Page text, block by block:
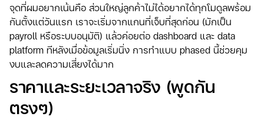
จุดที่ผมอยากเน้นคือ ส่วนใหญ่ลูกค้าไม่ได้อยากได้ทุกโมดูลพร้อม
กันตั้งแต่วันแรก เราจะเริ่มจากแกนที่เจ็บที่สุดก่อน (มักเป็น
payroll หรือระบบอนุมัติ) แล้วค่อยต่อ dashboard และ data
platform ทีหลังเมื่อข้อมูลเริ่มนิ่ง การทำแบบ phased นี้ช่วยคุม
งบและลดความเสี่ยงได้มาก
ราคาและระยะเวลาจริง (พูดกัน
ตรงๆ)